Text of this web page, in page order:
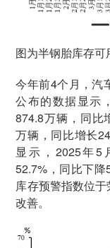
图为半钢胎库存可
今年前4个月，汽
公布的数据显示
874.8万辆，同比
万辆，同比增长
显示，2025年5
52.7%，同比下降
库存预警指数位
改善。